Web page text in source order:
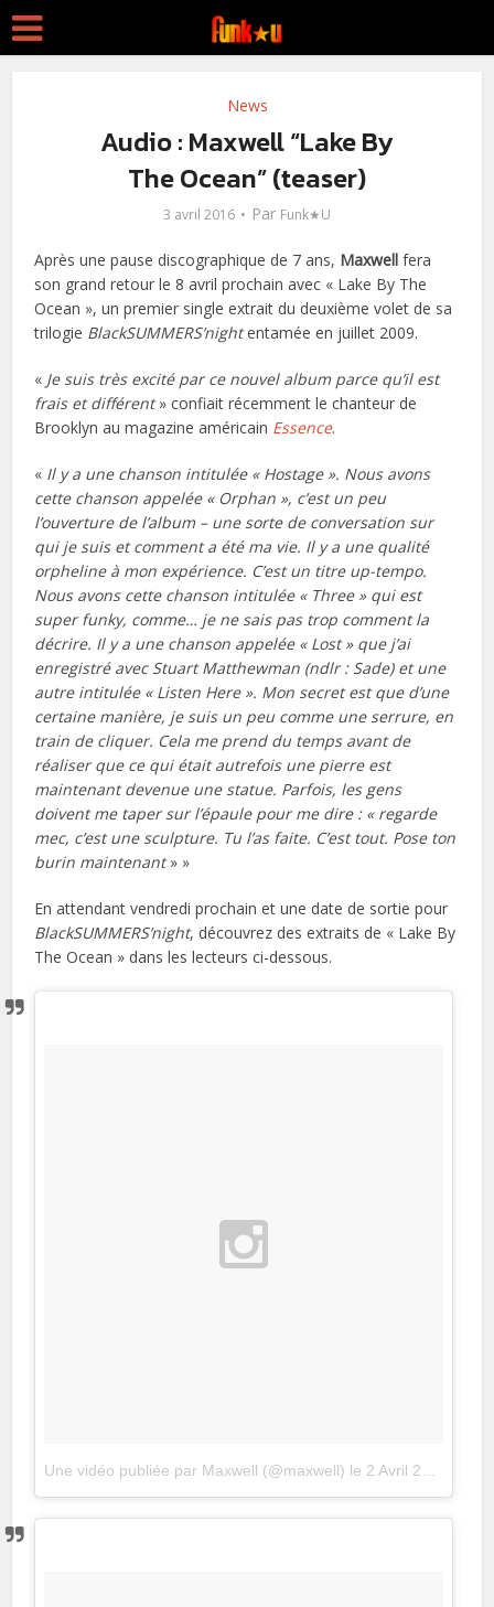
News
Audio : Maxwell “Lake By
The Ocean” (teaser)
3 avril 2016 Par Funk★U
Après une pause discographique de 7 ans, Maxwell fera
son grand retour le 8 avril prochain avec « Lake By The
Ocean », un premier single extrait du deuxième volet de sa
trilogie BlackSUMMERS’nightentamée en juillet 2009.
« Je suis très excité par ce nouvel album parce qu’il est
frais et différent» confiait récemment le chanteur de
Brooklyn au magazine américain Essence.
« Il y a une chanson intitulée « Hostage ». Nous avons
cette chanson appelée « Orphan », c’est un peu
l’ouverture de l’album – une sorte de conversation sur
qui je suis et comment a été ma vie. Il y a une qualité
orpheline à mon expérience. C’est un titre up-tempo.
Nous avons cette chanson intitulée « Three » qui est
super funky, comme… je ne sais pas trop comment la
décrire. Il y a une chanson appelée « Lost » que j’ai
enregistré avec Stuart Matthewman (ndlr : Sade) et une
autre intitulée « Listen Here ». Mon secret est que d’une
certaine manière, je suis un peu comme une serrure, en
train de cliquer. Cela me prend du temps avant de
réaliser que ce qui était autrefois une pierre est
maintenant devenue une statue. Parfois, les gens
doivent me taper sur l’épaule pour me dire : « regarde
mec, c’est une sculpture. Tu l’as faite. C’est tout. Pose ton
burin maintenant» »
En attendant vendredi prochain et une date de sortie pour
BlackSUMMERS’night, découvrez des extraits de « Lake By
The Ocean » dans les lecteurs ci-dessous.
Une vidéo publiée par Maxwell (@maxwell) le 2 Avril 2016 à 21h06 PDT